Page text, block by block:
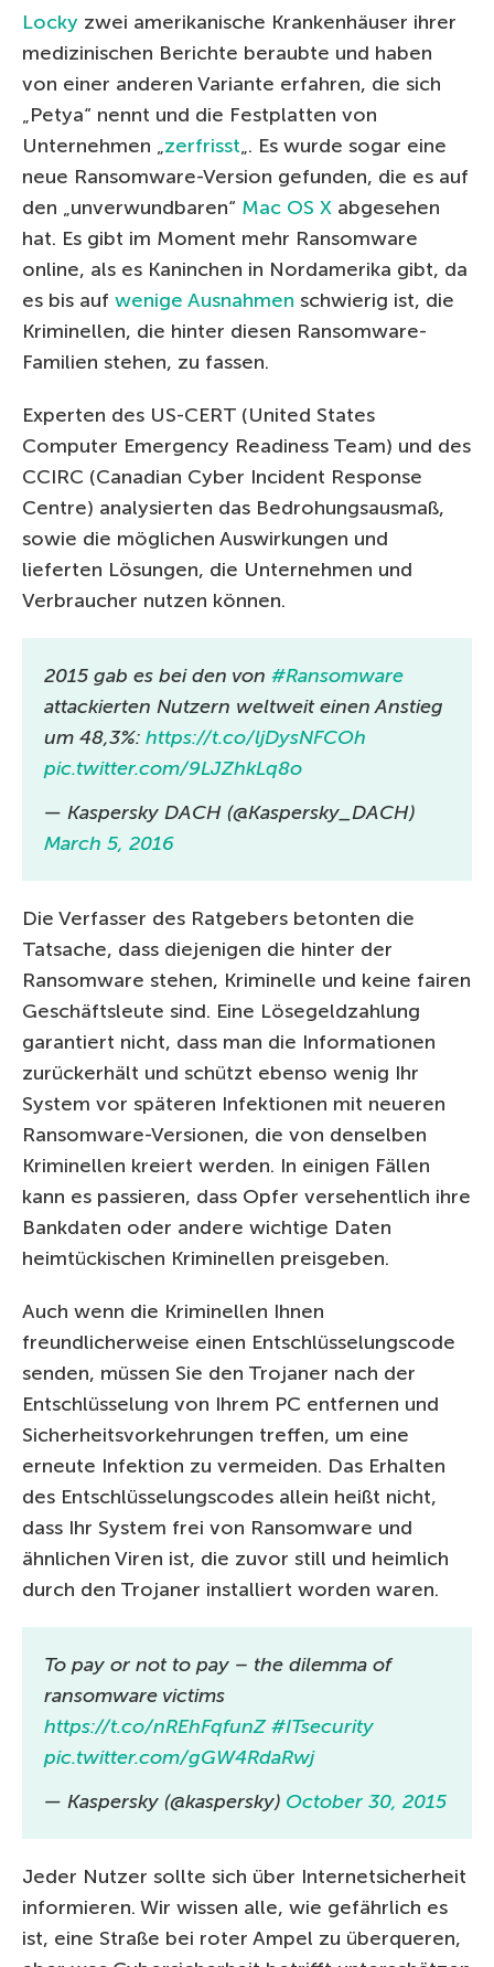
Locky zwei amerikanische Krankenhäuser ihrer
medizinischen Berichte beraubte und haben
von einer anderen Variante erfahren, die sich
„Petya“ nennt und die Festplatten von
Unternehmen „zerfrisst„. Es wurde sogar eine
neue Ransomware-Version gefunden, die es auf
den „unverwundbaren“ Mac OS X abgesehen
hat. Es gibt im Moment mehr Ransomware
online, als es Kaninchen in Nordamerika gibt, da
es bis auf wenige Ausnahmen schwierig ist, die
Kriminellen, die hinter diesen Ransomware-
Familien stehen, zu fassen.
Experten des US-CERT (United States
Computer Emergency Readiness Team) und des
CCIRC (Canadian Cyber Incident Response
Centre) analysierten das Bedrohungsausmaß,
sowie die möglichen Auswirkungen und
lieferten Lösungen, die Unternehmen und
Verbraucher nutzen können.
2015 gab es bei den von #Ransomware
attackierten Nutzern weltweit einen Anstieg
um 48,3%: https://t.co/ljDysNFCOh
pic.twitter.com/9LJZhkLq8o
— Kaspersky DACH (@Kaspersky_DACH)
March 5, 2016
Die Verfasser des Ratgebers betonten die
Tatsache, dass diejenigen die hinter der
Ransomware stehen, Kriminelle und keine fairen
Geschäftsleute sind. Eine Lösegeldzahlung
garantiert nicht, dass man die Informationen
zurückerhält und schützt ebenso wenig Ihr
System vor späteren Infektionen mit neueren
Ransomware-Versionen, die von denselben
Kriminellen kreiert werden. In einigen Fällen
kann es passieren, dass Opfer versehentlich ihre
Bankdaten oder andere wichtige Daten
heimtückischen Kriminellen preisgeben.
Auch wenn die Kriminellen Ihnen
freundlicherweise einen Entschlüsselungscode
senden, müssen Sie den Trojaner nach der
Entschlüsselung von Ihrem PC entfernen und
Sicherheitsvorkehrungen treffen, um eine
erneute Infektion zu vermeiden. Das Erhalten
des Entschlüsselungscodes allein heißt nicht,
dass Ihr System frei von Ransomware und
ähnlichen Viren ist, die zuvor still und heimlich
durch den Trojaner installiert worden waren.
To pay or not to pay – the dilemma of
ransomware victims
https://t.co/nREhFqfunZ #ITsecurity
pic.twitter.com/gGW4RdaRwj
— Kaspersky (@kaspersky) October 30, 2015
Jeder Nutzer sollte sich über Internetsicherheit
informieren. Wir wissen alle, wie gefährlich es
ist, eine Straße bei roter Ampel zu überqueren,